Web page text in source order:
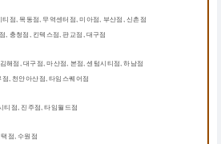
점, 목동점, 무역센터점, 미아점, 부산점, 신촌점
, 충청점, 킨텍스점, 판교점, 대구점
해점, 대구점, 마산점, 본점, 센텀시티점, 하남점
, 천안아산점, 타임스퀘어점
티점, 진주점, 타임월드점
점, 수원점